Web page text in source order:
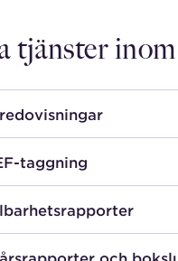
tjänster
taggning